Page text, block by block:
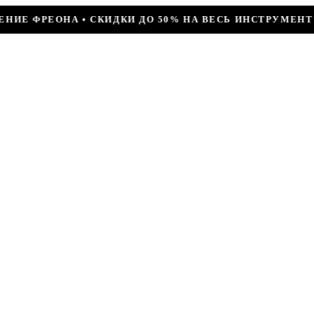
НА ВЕСЬ ИНСТРУМЕНТ • КОМПРЕССОР